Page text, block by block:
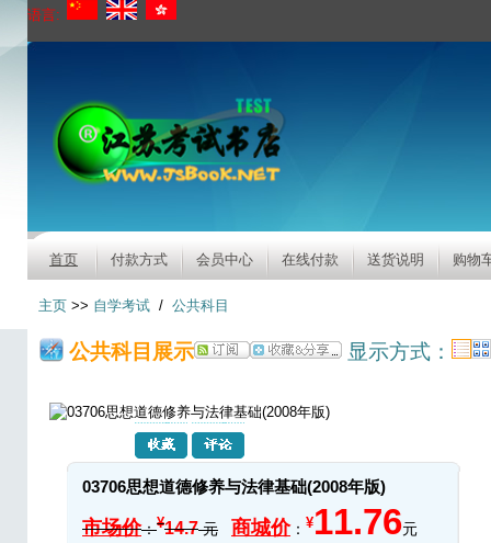
语言:
首页 付款方式 会员中心 在线付款 送货说明 购物
主页 >> 自学考试 / 公共科目
公共科目展示 显示方式：
03706思想道德修养与法律基础(2008年版)
市场价：¥14.7元 商城价： ¥11.76元